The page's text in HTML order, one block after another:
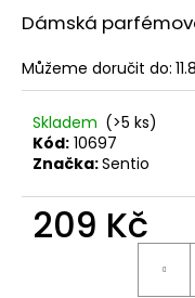
z
5
Dámská
Můžeme doručit do:
Skladem (>5 ks)
Kód: 10697
Značka:Sentio
209 Kč
p
r
č
u
e
m